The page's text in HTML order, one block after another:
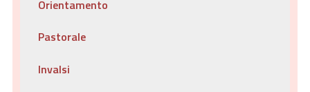
Orientamento
Pastorale
Invalsi